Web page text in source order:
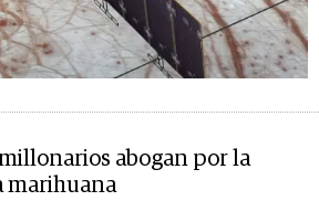
abogan por la
marihuana